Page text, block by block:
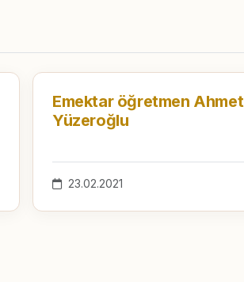
Emektar öğretmen Ahmet
Yüzeroğlu
23.02.2021